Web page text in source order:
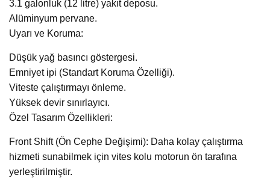
3.1 galonluk (12 litre) yakıt deposu.
Alüminyum pervane.
Uyarı ve Koruma:
Düşük yağ basıncı göstergesi.
Emniyet ipi (Standart Koruma Özelliği).
Viteste çalıştırmayı önleme.
Yüksek devir sınırlayıcı.
Özel Tasarım Özellikleri:
Front Shift (Ön Cephe Değişimi): Daha kolay çalıştırma
hizmeti sunabilmek için vites kolu motorun ön tarafına
yerleştirilmiştir.